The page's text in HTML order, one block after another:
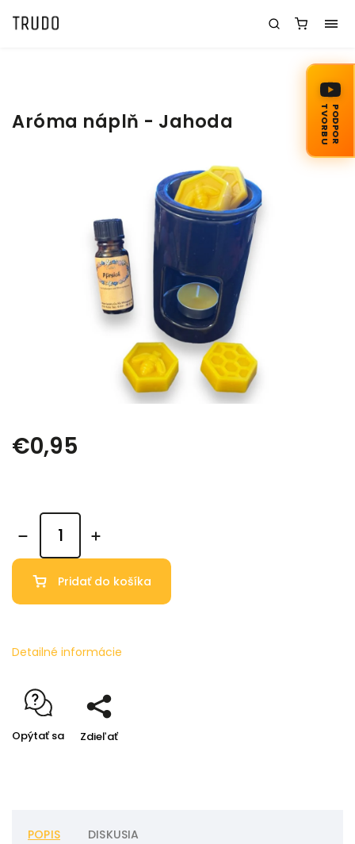
Aróma náplň - Jahoda
€0,95
Pridať do košíka
Detailné informácie
Opýtať sa Zdieľať
POPIS DISKUSIA
PODPOR
TVORBU